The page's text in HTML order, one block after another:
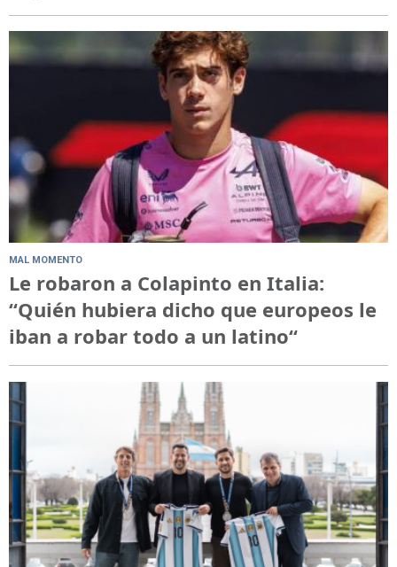
MAL MOMENTO
Le robaron a Colapinto en Italia:
“Quién hubiera dicho que europeos le
iban a robar todo a un latino“